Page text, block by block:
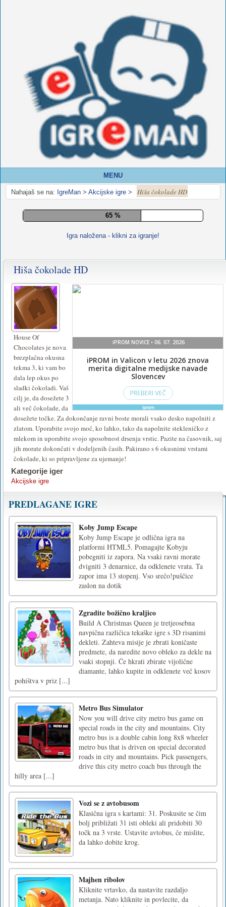
MENU
Nahajaš se na: IgreMan > Akcijske igre > Hiša čokolade HD
70 %
Igra naložena - klikni za igranje!
Hiša čokolade HD
House Of
Chocolates je nova
brezplačna okusna
tekma 3, ki vam bo
dala lep okus po
sladki čokoladi. Vaš
cilj je, da dosežete 3
ali več čokolade, da
dosežete točke. Za dokončanje ravni boste morali vsako desko napolniti z
zlatom. Uporabite svojo moč, ko lahko, tako da napolnite stekleničko z
mlekom in uporabite svojo sposobnost drsenja vrstic. Pazite na časovnik, saj
jih morate dokončati v dodeljenih časih. Pakirano s 6 okusnimi vrstami
čokolade, ki so pripravljene za ujemanje!
Kategorije iger
Akcijske igre
PREDLAGANE IGRE
Koby Jump Escape
Koby Jump Escape je odlična igra na
platformi HTML5. Pomagajte Kobyju
pobegniti iz zapora. Na vsaki ravni morate
dvigniti 3 denarnice, da odklenete vrata. Ta
zapor ima 13 stopenj. Vso srečo!puščice
zaslon na dotik
Zgradite božično kraljico
Build A Christmas Queen je tretjeosebna
navpična različica tekaške igre s 3D risanimi
dekleti. Zahteva misije je zbrati koničaste
predmete, da naredite novo obleko za dekle na
vsaki stopnji. Če hkrati zbirate vijolične
diamante, lahko kupite in odklenete več kosov
pohištva v priz [...]
Metro Bus Simulator
Now you will drive city metro bus game on
special roads in the city and mountains. City
metro bus is a double cabin long 8x8 wheeler
metro bus that is driven on special decorated
roads in city and mountains. Pick passengers,
drive this city metro coach bus through the
hilly area [...]
Vozi se z avtobusom
Klasična igra s kartami: 31. Poskusite se čim
bolj približati 31 isti obleki ali pridobiti 30
točk na 3 vrste. Ustavite avtobus, če mislite,
da lahko dobite krog.
Majhen ribolov
Kliknite vrtavko, da nastavite razdaljo
metanja. Nato kliknite in povlecite, da